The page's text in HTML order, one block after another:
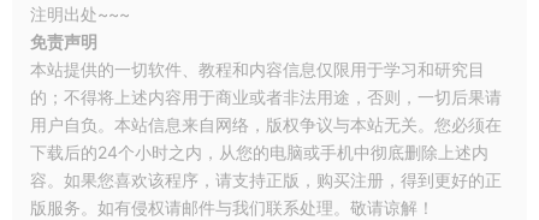
注明出处~~~
免责声明
本站提供的一切软件、教程和内容信息仅限用于学习和研究目
的；不得将上述内容用于商业或者非法用途，否则，一切后果请
用户自负。本站信息来自网络，版权争议与本站无关。您必须在
下载后的24个小时之内，从您的电脑或手机中彻底删除上述内
容。如果您喜欢该程序，请支持正版，购买注册，得到更好的正
版服务。如有侵权请邮件与我们联系处理。敬请谅解！